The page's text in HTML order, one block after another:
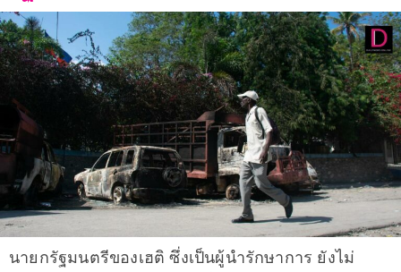
นายกรัฐมนตรีของเฮติ ซึ่งเป็นผู้นำรักษาการ ยังไม่